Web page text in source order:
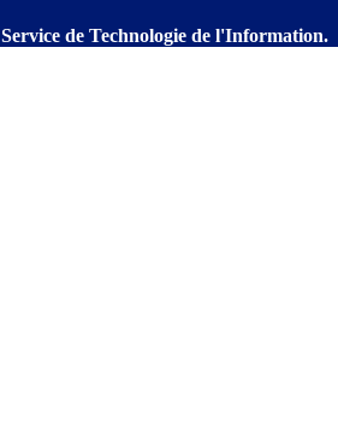
Service de Technologie de l'Information.